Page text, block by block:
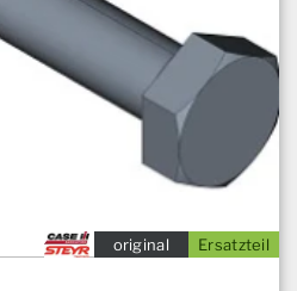
Ersatzteil
original